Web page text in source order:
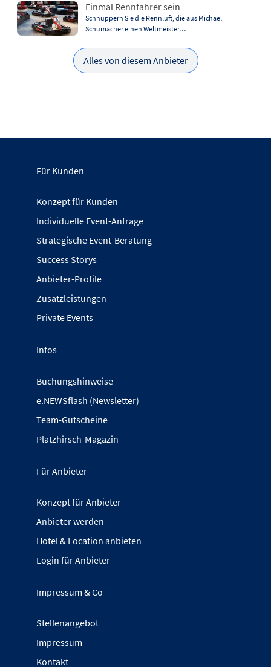
Einmal Rennfahrer sein
Schnuppern Sie die Rennluft, die aus Michael
Schumacher einen Weltmeister…
Alles von diesem Anbieter
Für Kunden
Konzept für Kunden
Individuelle Event-Anfrage
Strategische Event-Beratung
Success Storys
Anbieter-Profile
Zusatzleistungen
Private Events
Infos
Buchungshinweise
e.NEWSflash (Newsletter)
Team-Gutscheine
Platzhirsch-Magazin
Für Anbieter
Konzept für Anbieter
Anbieter werden
Hotel & Location anbieten
Login für Anbieter
Impressum & Co
Stellenangebot
Impressum
Kontakt